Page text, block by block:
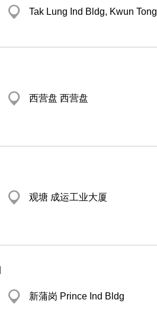
Tak Lung Ind Bldg, Kwun Tong
西营盘 西营盘
观塘 成运工业大厦
新蒲岗 Prince Ind Bldg